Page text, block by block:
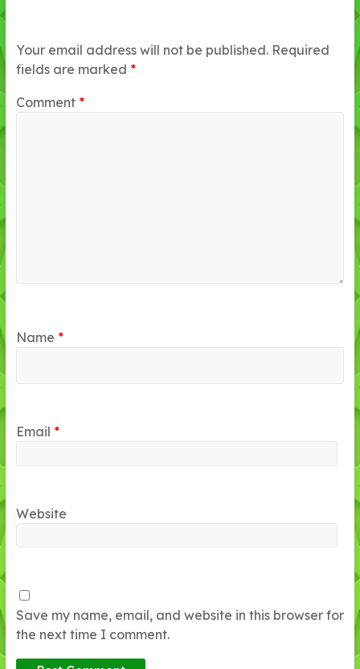
Your email address will not be published. Required
fields are marked *
Comment *
Name *
Email *
Website
Save my name, email, and website in this browser for
the next time I comment.